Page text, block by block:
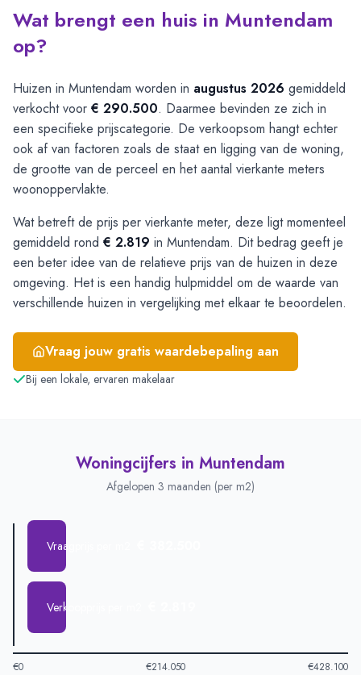
Wat brengt een huis in Muntendam
op?
Huizen in Muntendam worden in augustus 2026 gemiddeld
verkocht voor € 290.500. Daarmee bevinden ze zich in
een specifieke prijscategorie. De verkoopsom hangt echter
ook af van factoren zoals de staat en ligging van de woning,
de grootte van de perceel en het aantal vierkante meters
woonoppervlakte.
Wat betreft de prijs per vierkante meter, deze ligt momenteel
gemiddeld rond € 2.819 in Muntendam. Dit bedrag geeft je
een beter idee van de relatieve prijs van de huizen in deze
omgeving. Het is een handig hulpmiddel om de waarde van
verschillende huizen in vergelijking met elkaar te beoordelen.
Vraag jouw gratis waardebepaling aan
Bij een lokale, ervaren makelaar
Woningcijfers in Muntendam
Afgelopen 3 maanden (per m2)
Vraagprijs per m2
Verkoopprijs per m2
€0 €214.050 €428.100